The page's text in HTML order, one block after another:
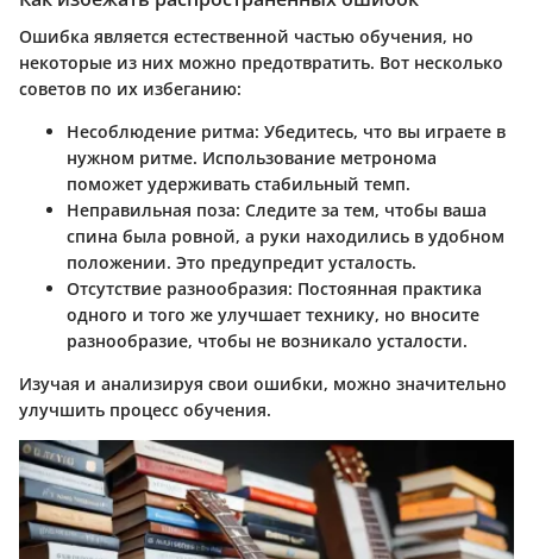
Ошибка является естественной частью обучения, но
некоторые из них можно предотвратить. Вот несколько
советов по их избеганию:
Несоблюдение ритма: Убедитесь, что вы играете в
нужном ритме. Использование метронома
поможет удерживать стабильный темп.
Неправильная поза: Следите за тем, чтобы ваша
спина была ровной, а руки находились в удобном
положении. Это предупредит усталость.
Отсутствие разнообразия: Постоянная практика
одного и того же улучшает технику, но вносите
разнообразие, чтобы не возникало усталости.
Изучая и анализируя свои ошибки, можно значительно
улучшить процесс обучения.